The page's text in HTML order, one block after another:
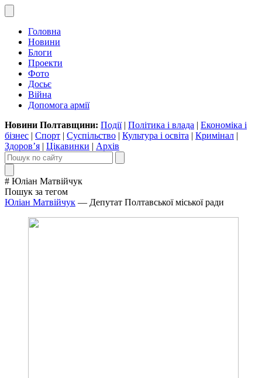
Головна
Новини
Блоги
Проекти
Фото
Досьє
Війна
Допомога армії
Новини Полтавщини: Події| Політика і влада | Економіка і
бізнес | Спорт | Суспільство | Культура і освіта | Кримінал |
Здоров’я | Цікавинки | Архів
# Юліан Матвійчук
Пошук за тегом
Юліан Матвійчук — Депутат Полтавської міської ради